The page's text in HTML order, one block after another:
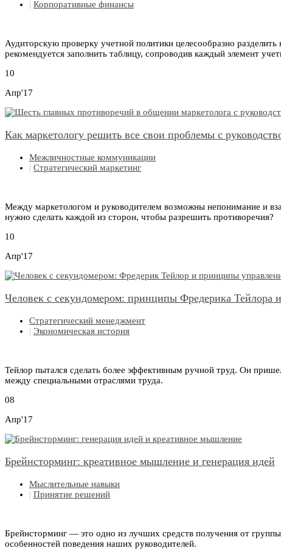
| Корпоративные финансы
Аудиторскую проверку учетной политики целесообразно
рекомендуется заполнить таблицу, сопроводив каждый элемент
10
Апр'17
Как маркетологу решить все свои проблемы с
Межличностные коммуникации
| Стратегический маркетинг
Между маркетологом и руководителем возможны непонимание и
нужно сделать каждой из сторон, чтобы разрешить противоречия?
10
Апр'17
Человек с секундомером: принципы Фредерика Тейлора
Стратегический менеджмент
| Экономическая история
Тейлор пытался сделать более эффективным ручной труд. Он
между специальными отраслями труда.
08
Апр'17
Брейнсторминг: креативное мышление и генерация идей
Мыслительные навыки
| Принятие решений
Брейнсторминг — это одно из лучших средств получения от
особенностей поведения наших руководителей.